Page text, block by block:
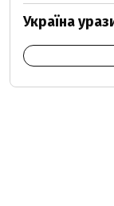
Україна